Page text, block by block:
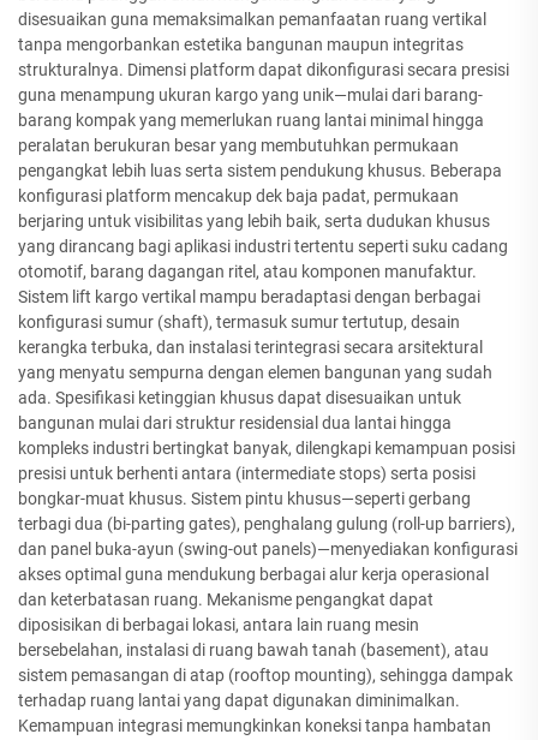
disesuaikan guna memaksimalkan pemanfaatan ruang vertikal
tanpa mengorbankan estetika bangunan maupun integritas
strukturalnya. Dimensi platform dapat dikonfigurasi secara presisi
guna menampung ukuran kargo yang unik—mulai dari barang-
barang kompak yang memerlukan ruang lantai minimal hingga
peralatan berukuran besar yang membutuhkan permukaan
pengangkat lebih luas serta sistem pendukung khusus. Beberapa
konfigurasi platform mencakup dek baja padat, permukaan
berjaring untuk visibilitas yang lebih baik, serta dudukan khusus
yang dirancang bagi aplikasi industri tertentu seperti suku cadang
otomotif, barang dagangan ritel, atau komponen manufaktur.
Sistem lift kargo vertikal mampu beradaptasi dengan berbagai
konfigurasi sumur (shaft), termasuk sumur tertutup, desain
kerangka terbuka, dan instalasi terintegrasi secara arsitektural
yang menyatu sempurna dengan elemen bangunan yang sudah
ada. Spesifikasi ketinggian khusus dapat disesuaikan untuk
bangunan mulai dari struktur residensial dua lantai hingga
kompleks industri bertingkat banyak, dilengkapi kemampuan posisi
presisi untuk berhenti antara (intermediate stops) serta posisi
bongkar-muat khusus. Sistem pintu khusus—seperti gerbang
terbagi dua (bi-parting gates), penghalang gulung (roll-up barriers),
dan panel buka-ayun (swing-out panels)—menyediakan konfigurasi
akses optimal guna mendukung berbagai alur kerja operasional
dan keterbatasan ruang. Mekanisme pengangkat dapat
diposisikan di berbagai lokasi, antara lain ruang mesin
bersebelahan, instalasi di ruang bawah tanah (basement), atau
sistem pemasangan di atap (rooftop mounting), sehingga dampak
terhadap ruang lantai yang dapat digunakan diminimalkan.
Kemampuan integrasi memungkinkan koneksi tanpa hambatan